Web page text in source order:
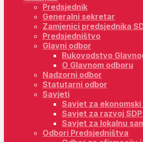
Predsjednik
Generalni sekretar
Zamjenici predsjednika
Predsjedništvo
Glavni odbor
Rukovodstvo
O Glavnom odboru
Nadzorni odbor
Statutarni odbor
Savjeti
Savjet za
Savjet za razvoj SDP
Savjet za lokalnu
Odbori Predsjedništva